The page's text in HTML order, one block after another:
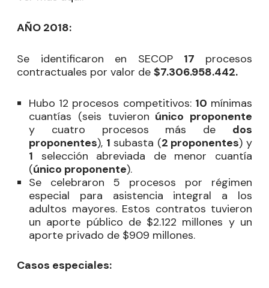
AÑO 2018:
Se identificaron en SECOP 17 procesos
contractuales por valor de $7.306.958.442.
Hubo 12 procesos competitivos: 10 mínimas
cuantías (seis tuvieron único proponente
y cuatro procesos más de dos
proponentes), 1 subasta (2 proponentes) y
1 selección abreviada de menor cuantía
(único proponente).
Se celebraron 5 procesos por régimen
especial para asistencia integral a los
adultos mayores. Estos contratos tuvieron
un aporte público de $2.122 millones y un
aporte privado de $909 millones.
Casos especiales: